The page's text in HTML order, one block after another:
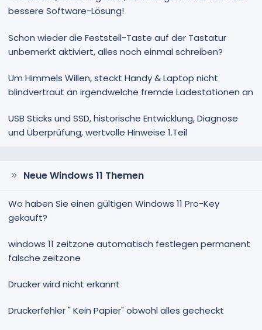
bessere Software-Lösung!
Schon wieder die Feststell-Taste auf der Tastatur
unbemerkt aktiviert, alles noch einmal schreiben?
Um Himmels Willen, steckt Handy & Laptop nicht
blindvertraut an irgendwelche fremde Ladestationen an
USB Sticks und SSD, historische Entwicklung, Diagnose
und Überprüfung, wertvolle Hinweise 1.Teil
Neue Windows 11 Themen
Wo haben Sie einen gültigen Windows 11 Pro-Key
gekauft?
windows 11 zeitzone automatisch festlegen permanent
falsche zeitzone
Drucker wird nicht erkannt
Druckerfehler " Kein Papier" obwohl alles gecheckt